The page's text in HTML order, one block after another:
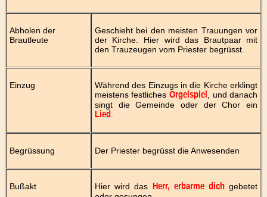
Abholen der
Brautleute
Geschieht bei den meisten Trauungen vor
der Kirche. Hier wird das Brautpaar mit
den Trauzeugen vom Priester begrüsst.
Einzug
Während des Einzugs in die Kirche erklingt
meistens festliches Orgelspiel
, und danach
singt die Gemeinde oder der Chor ein
Lied
Begrüssung Der Priester begrüsst die Anwesenden
Bußakt Hier wird das Herr, erbarme dichgebetet